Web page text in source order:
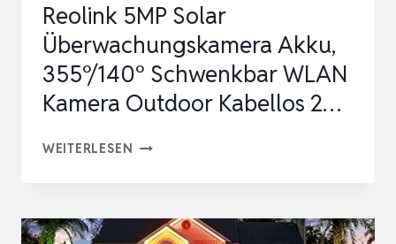
UND
GEBÄUDEAUTOMATISIERUNG…
Reolink 5MP Solar
Überwachungskamera Akku,
355°/140° Schwenkbar WLAN
Kamera Outdoor Kabellos 2…
WEITERLESEN REOLINK
ÜBERWACHUNGSKAMERA